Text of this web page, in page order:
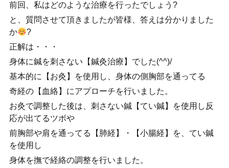
前回、私はどのような治療を行ったでしょう?
と、質問させて頂きましたが皆様、答えは分かりました
か
?
正解は・・・
身体に鍼を刺さない【鍼灸治療】でした(^^)/
基本的に【お灸】を使用し、身体の側胸部を通ってる
奇経の【血絡】にアプローチを行いました。
お灸で調整した後は、刺さない鍼【てい鍼】を使用し反
応が出てるツボや
前胸部や肩を通ってる【肺経】・【小腸経】を、てい鍼
を使用し
身体を撫で経絡の調整を行いました。